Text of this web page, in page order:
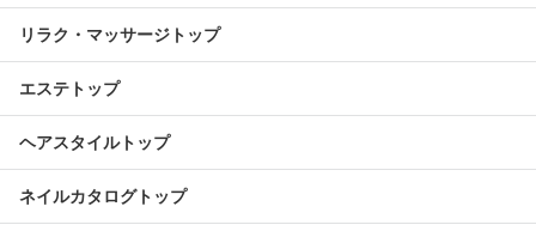
リラク・マッサージトップ
エステトップ
ヘアスタイルトップ
ネイルカタログトップ